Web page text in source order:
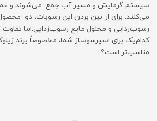
سیستم گرمایش و مسیر آب جمع می‌شوند و
می‌کنند. برای از بین بردن این رسوبات، دو
رسوب‌زدایی و محلول مایع رسوب‌زدایی.اما
مناسب‌تر است؟